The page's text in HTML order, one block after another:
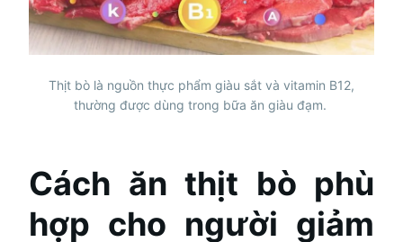
Thịt bò là nguồn thực phẩm giàu sắt và vitamin B12,
thường được dùng trong bữa ăn giàu đạm.
Cách ăn thịt bò phù
hợp cho người giảm